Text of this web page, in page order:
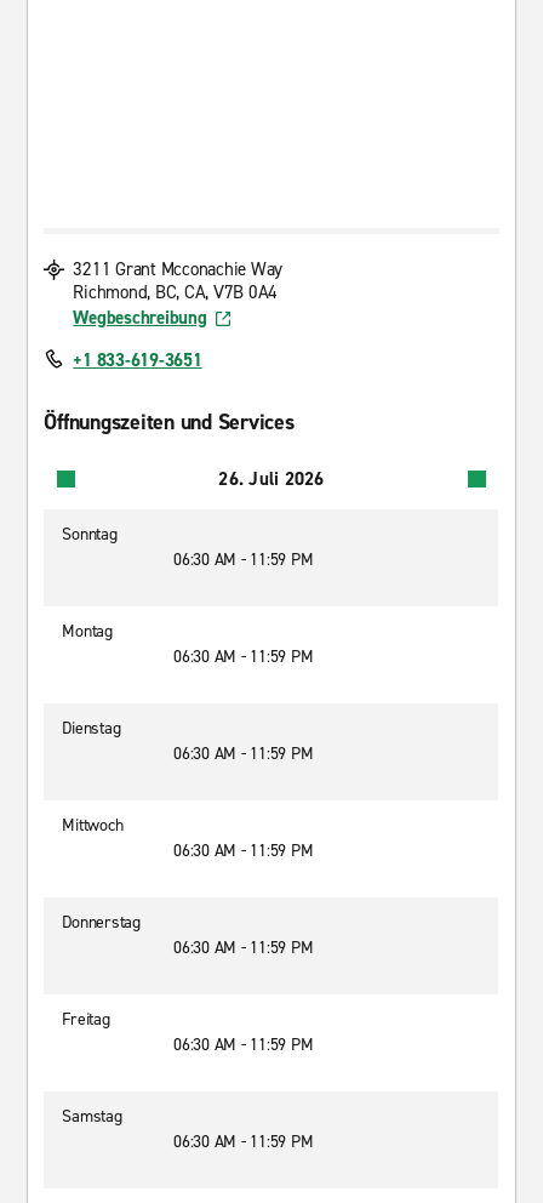
3211 Grant Mcconachie Way
Richmond, BC, CA, V7B 0A4
Wegbeschreibung
+1 833-619-3651
Öffnungszeiten und Services
26. Juli 2026
Sonntag
06:30 AM - 11:59 PM
Montag
06:30 AM - 11:59 PM
Dienstag
06:30 AM - 11:59 PM
Mittwoch
06:30 AM - 11:59 PM
Donnerstag
06:30 AM - 11:59 PM
Freitag
06:30 AM - 11:59 PM
Samstag
06:30 AM - 11:59 PM